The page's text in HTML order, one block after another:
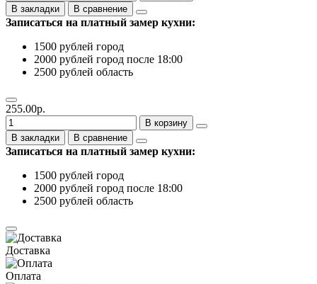
В закладки
В сравнение
Записаться на платный замер кухни:
1500 рублей город
2000 рублей город после 18:00
2500 рублей область
255.00р.
В корзину
В закладки
В сравнение
Записаться на платный замер кухни:
1500 рублей город
2000 рублей город после 18:00
2500 рублей область
Доставка
Оплата